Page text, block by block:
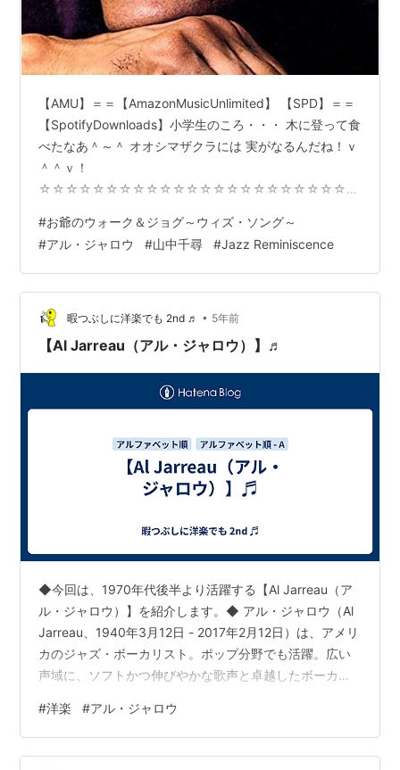
【AMU】＝＝【AmazonMusicUnlimited】 【SPD】＝＝
【SpotifyDownloads】小学生のころ・・・ 木に登って食
べたなあ＾～＾ オオシマザクラには 実がなるんだね！ｖ
＾＾ｖ！
☆☆☆☆☆☆☆☆☆☆☆☆☆☆☆☆☆☆☆☆☆☆☆☆
ま]Jazz Reminiscence（山中千尋）／2023年5月13日
（土）19:00～19:30】 ［アル・ジャロウ(Al Jarreau)］
は いままでに２枚聴いたけど・・・・・ へてから
［Chick Corea & Return To Forever（チック・コリア&
リターン・トゥ・フォーエ…
#お爺のウォーク＆ジョグ～ウィズ・ソング～
#アル・ジャロウ #山中千尋 #Jazz Reminiscence
暇つぶしに洋楽でも 2nd ♬ • 5年前
【Al Jarreau（アル・ジャロウ）】♬
◆今回は、1970年代後半より活躍する【Al Jarreau（ア
ル・ジャロウ）】を紹介します。◆ アル・ジャロウ（Al
Jarreau、1940年3月12日 - 2017年2月12日）は、アメリ
カのジャズ・ボーカリスト。ポップ分野でも活躍。広い
声域に、ソフトかつ伸びやかな歌声と卓越したボーカ
えるほど優れた個性を確立した。（ウィキペディアよ
り） 【Al Jarreau - We're In This Love Together】（邦
題）アル・ジャロウ「奏でる愛」（1981年全米最高15
#洋楽 #アル・ジャロウ